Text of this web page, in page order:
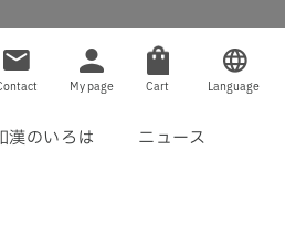
My page Cart
漢のいろは ニュース
Language